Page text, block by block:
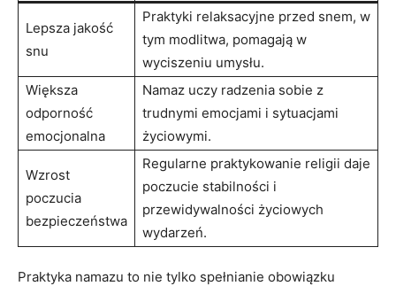
Lepsza jakość
snu
Praktyki ⁤relaksacyjne przed ​snem, w
tym modlitwa, ​pomagają w
wyciszeniu ‍umysłu.
Większa
odporność
emocjonalna
Namaz‍ uczy radzenia sobie z
trudnymi ‌emocjami i sytuacjami
życiowymi.
Wzrost
poczucia
bezpieczeństwa
Regularne praktykowanie religii​ daje
poczucie stabilności i
przewidywalności⁤ życiowych
wydarzeń.
Praktyka namazu to nie tylko spełnianie obowiązku